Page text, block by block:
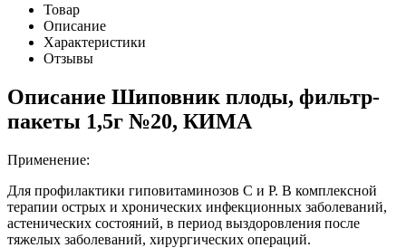
Товар
Описание
Характеристики
Отзывы
Описание Шиповник плоды, фильтр-
пакеты 1,5г №20, КИМА
Применение:
Для профилактики гиповитаминозов С и Р. В комплексной
терапии острых и хронических инфекционных заболеваний,
астенических состояний, в период выздоровления после
тяжелых заболеваний, хирургических операций.